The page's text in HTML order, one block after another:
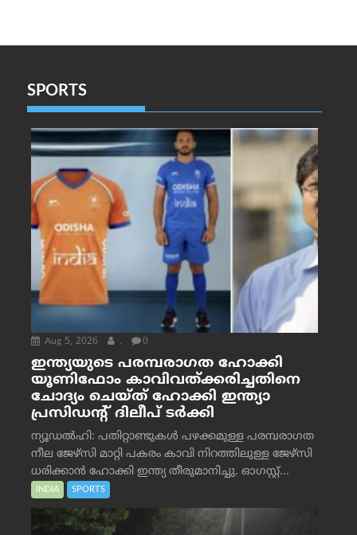
SPORTS
Aug 5, 2026 . 0
ഇന്ത്യയുടെ പരമ്പരാഗത ഹോക്കി
യൂണിഫോം കാവിവത്ക്കരിച്ചതിനെ
ചോദ്യം ചെയ്ത് ഹോക്കി ഇന്ത്യാ
പ്രസിഡന്റ് ദിലീപ് ടര്‍ക്കി
ന്യൂഡൽഹി: പതിറ്റാണ്ടുകൾ പഴക്കമുള്ള പരമ്പരാഗത
നീല ജേഴ്‌സി മാറ്റി പകരം കാവി നിറത്തിലുള്ള ജേഴ്‌സി
ധരിക്കാൻ ഹോക്കി ഇന്ത്യ തീരുമാനിച്ചു. ഓഗസ്റ്റ്...
INDIA SPORTS